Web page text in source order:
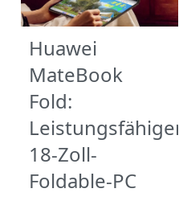
Huawei
MateBook
Fold:
Leistungsfähiger
18-Zoll-
Foldable-PC